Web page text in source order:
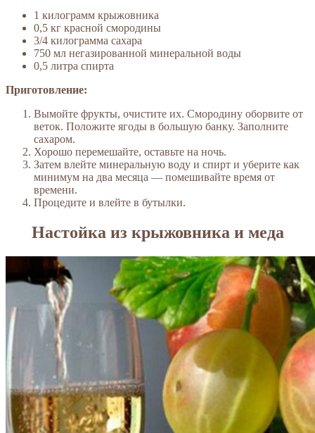
1 килограмм крыжовника
0,5 кг красной смородины
3/4 килограмма сахара
750 мл негазированной минеральной воды
0,5 литра спирта
Приготовление:
Вымойте фрукты, очистите их. Смородину оборвите от
веток. Положите ягоды в большую банку. Заполните
сахаром.
Хорошо перемешайте, оставьте на ночь.
Затем влейте минеральную воду и спирт и уберите как
минимум на два месяца — помешивайте время от
времени.
Процедите и влейте в бутылки.
Настойка из крыжовника и меда